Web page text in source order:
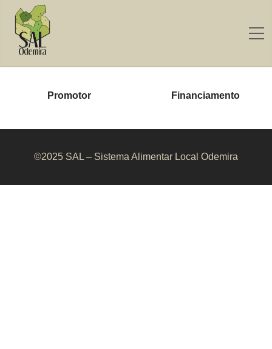
Promotor Financiamento
©2025 SAL – Sistema Alimentar Local Odemira